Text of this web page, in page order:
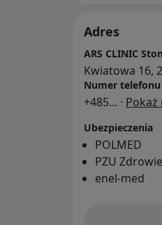
Adres
ARS CLINIC
Kwiatowa 16,
Numer telefonu
+485... ·
Ubezpieczenia
POLMED
PZU Zdrowie
enel-med